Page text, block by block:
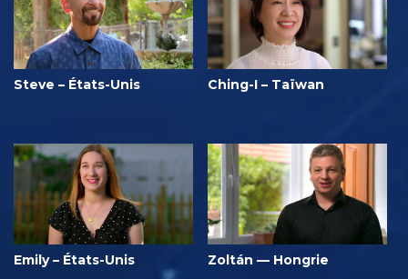
Steve – États-Unis Ching-I – Taïwan
Emily – États-Unis Zoltán — Hongrie